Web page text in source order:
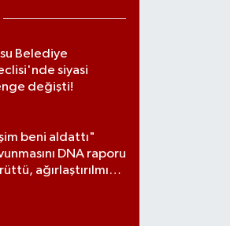
Belediye
siyasi
değişti!
beni aldattı"
DNA raporu
ağırlaştırılmış